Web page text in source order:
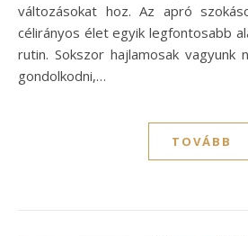
változásokat hoz. Az apró
célirányos élet egyik legfontosabb
rutin. Sokszor hajlamosak vagyunk
gondolkodni,…
TOVÁBB